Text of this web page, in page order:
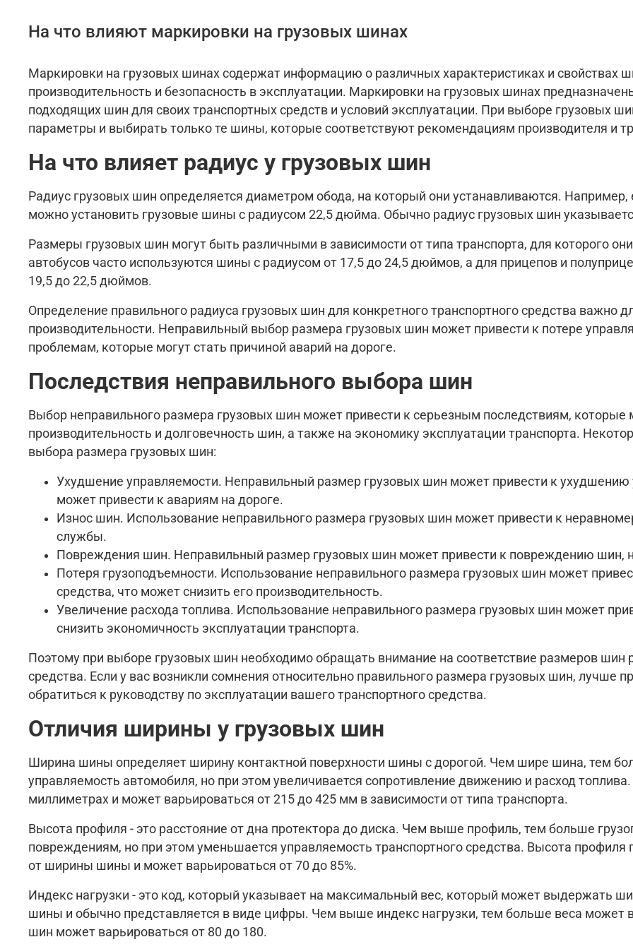
На что влияют маркировки на грузовых шинах
Маркировки на грузовых шинах содержат информацию о различных характеристиках и свойствах
производительность и безопасность в эксплуатации. Маркировки на грузовых шинах
подходящих шин для своих транспортных средств и условий эксплуатации. При выборе грузовых
параметры и выбирать только те шины, которые соответствуют рекомендациям производителя и
На что влияет радиус у грузовых шин
Радиус грузовых шин определяется диаметром обода, на который они устанавливаются.
можно установить грузовые шины с радиусом 22,5 дюйма. Обычно радиус грузовых шин
Размеры грузовых шин могут быть различными в зависимости от типа транспорта, для которого
автобусов часто используются шины с радиусом от 17,5 до 24,5 дюймов, а для прицепов и
19,5 до 22,5 дюймов.
Определение правильного радиуса грузовых шин для конкретного транспортного средства важно
производительности. Неправильный выбор размера грузовых шин может привести к потере
проблемам, которые могут стать причиной аварий на дороге.
Последствия неправильного выбора шин
Выбор неправильного размера грузовых шин может привести к серьезным последствиям, которые
производительность и долговечность шин, а также на экономику эксплуатации транспорта.
выбора размера грузовых шин:
Ухудшение управляемости. Неправильный размер грузовых шин может привести к ухудшению
может привести к авариям на дороге.
Износ шин. Использование неправильного размера грузовых шин может привести к
службы.
Повреждения шин. Неправильный размер грузовых шин может привести к повреждению шин,
Потеря грузоподъемности. Использование неправильного размера грузовых шин может
средства, что может снизить его производительность.
Увеличение расхода топлива. Использование неправильного размера грузовых шин может
снизить экономичность эксплуатации транспорта.
Поэтому при выборе грузовых шин необходимо обращать внимание на соответствие размеров шин
средства. Если у вас возникли сомнения относительно правильного размера грузовых шин, лучше
обратиться к руководству по эксплуатации вашего транспортного средства.
Отличия ширины у грузовых шин
Ширина шины определяет ширину контактной поверхности шины с дорогой. Чем шире шина, тем
управляемость автомобиля, но при этом увеличивается сопротивление движению и расход
миллиметрах и может варьироваться от 215 до 425 мм в зависимости от типа транспорта.
Высота профиля - это расстояние от дна протектора до диска. Чем выше профиль, тем больше
повреждениям, но при этом уменьшается управляемость транспортного средства. Высота
от ширины шины и может варьироваться от 70 до 85%.
Индекс нагрузки - это код, который указывает на максимальный вес, который может выдержать
шины и обычно представляется в виде цифры. Чем выше индекс нагрузки, тем больше веса может
шин может варьироваться от 80 до 180.